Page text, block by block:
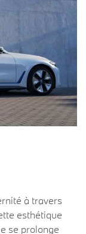
à travers
esthétique
se prolonge